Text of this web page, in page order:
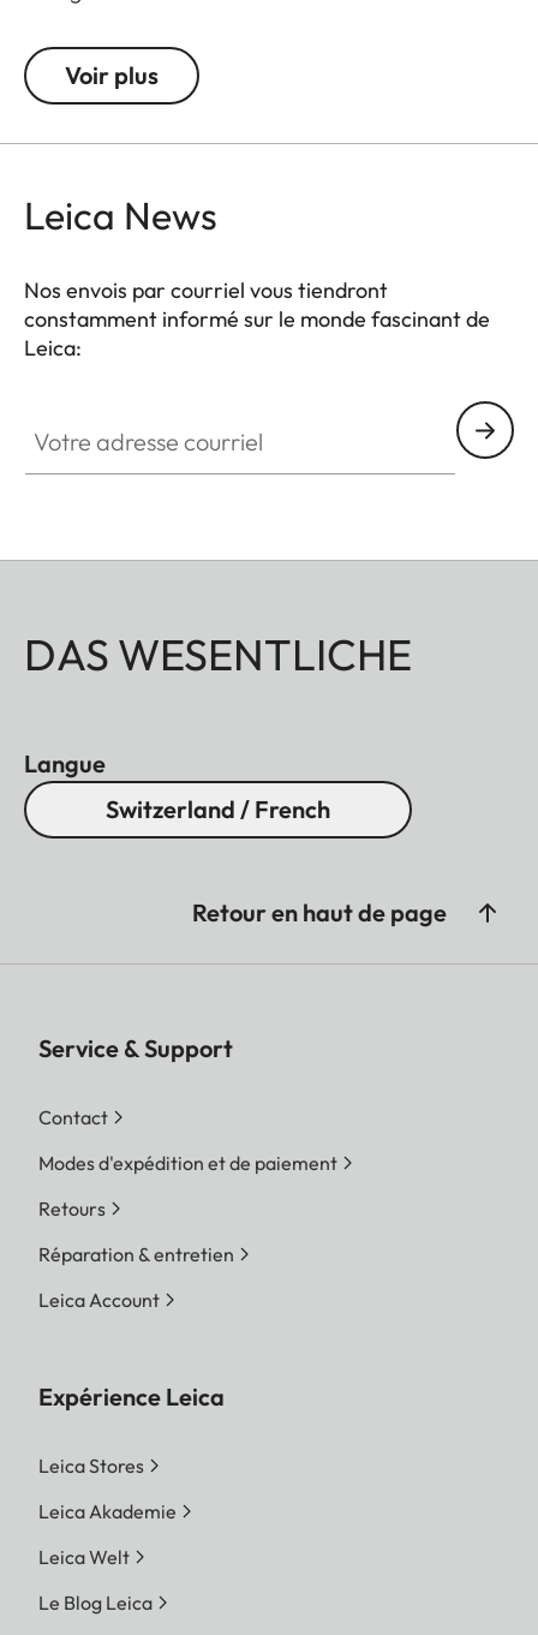
Voir plus
Leica News
Nos envois par courriel vous tiendront
constamment informé sur le monde fascinant de
Leica:
DAS WESENTLICHE
Langue
Switzerland / French
Retour en haut de page
Service & Support
Contact
Modes d'expédition et de paiement
Retours
Réparation & entretien
Leica Account
Expérience Leica
Leica Stores
Leica Akademie
Leica Welt
Le Blog Leica